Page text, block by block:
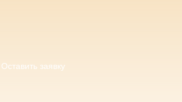
Оставить заявку